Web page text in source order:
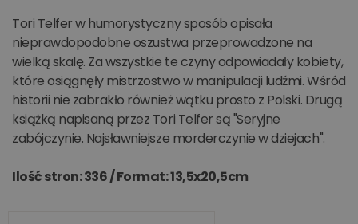
Tori Telfer w humorystyczny sposób opisała
nieprawdopodobne oszustwa przeprowadzone na
wielką skalę. Za wszystkie te czyny odpowiadały kobiety,
które osiągnęły mistrzostwo w manipulacji ludźmi. Wśród
historii nie zabrakło również wątku prosto z Polski. Drugą
książką napisaną przez Tori Telfer są "Seryjne
zabójczynie. Najsławniejsze morderczynie w dziejach".
Ilość stron: 336 /Format: 13,5x20,5cm